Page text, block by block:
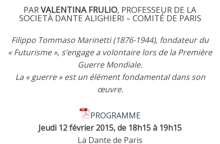
PARVALENTINA FRULIO, PROFESSEUR DE LA
SOCIETÀ DANTE ALIGHIERI – COMITÉ DE PARIS
Filippo Tommaso Marinetti (1876-1944), fondateur du
« Futurisme », s’engage a volontaire lors de la Première
Guerre Mondiale.
La « guerre » est un élément fondamental dans son
œuvre.
PROGRAMME
Jeudi 12 février 2015, de 18h15 à 19h15
La Dante de Paris